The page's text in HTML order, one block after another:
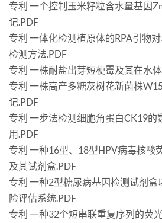
专利 一个控制玉米籽粒含水量基因
记.PDF
专利 一体化检测植原体的RPA引物
检测方法.PDF
专利 一株耐盐出芽短梗霉及其在水
专利 一株高产多糖灰树花新菌株
记.PDF
专利 一步法检测细胞角蛋白CK19的
用.PDF
专利 一种16型、18型HPV病毒核酸
及其试剂盒.PDF
专利 一种2型糖尿病基因检测试剂
险评估系统.PDF
专利 一种32个短串联重复序列的荧